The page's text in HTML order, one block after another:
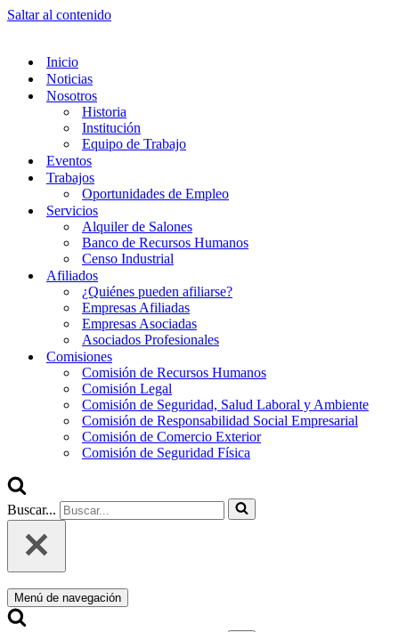
Saltar al contenido
Inicio
Noticias
Nosotros
Historia
Institución
Equipo de Trabajo
Eventos
Trabajos
Oportunidades de Empleo
Servicios
Alquiler de Salones
Banco de Recursos Humanos
Censo Industrial
Afiliados
¿Quiénes pueden afiliarse?
Empresas Afiliadas
Empresas Asociadas
Asociados Profesionales
Comisiones
Comisión de Recursos Humanos
Comisión Legal
Comisión de Seguridad, Salud Laboral y Ambiente
Comisión de Responsabilidad Social Empresarial
Comisión de Comercio Exterior
Comisión de Seguridad Física
Buscar...
Menú de navegación